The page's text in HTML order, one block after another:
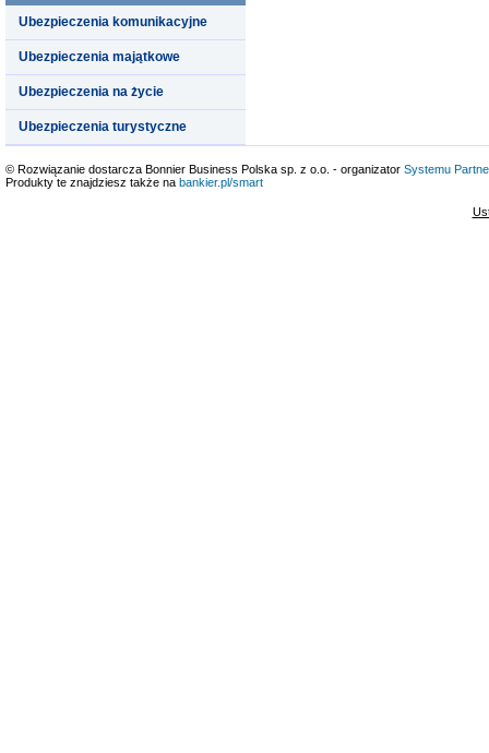
Ubezpieczenia komunikacyjne
Ubezpieczenia majątkowe
Ubezpieczenia na życie
Ubezpieczenia turystyczne
© Rozwiązanie dostarcza Bonnier Business Polska sp. z o.o. - organizator Systemu
Produkty te znajdziesz także na bankier.pl/smart